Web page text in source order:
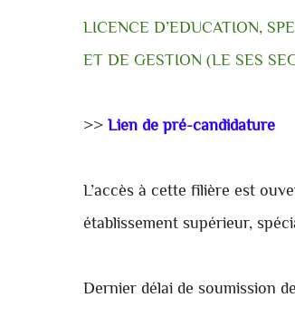
LICENCE D’EDUCATION,
ET DE GESTION (LE SES
>>Lien de pré-candidature
L’accès à cette filière est
établissement supérieur,
Dernier délai de soumission